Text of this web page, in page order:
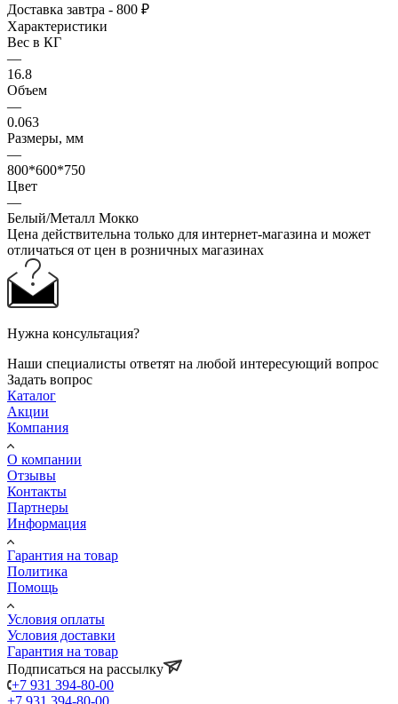
Доставка завтра - 800 ₽
Характеристики
Вес в КГ
—
16.8
Объем
—
0.063
Размеры, мм
—
800*600*750
Цвет
—
Белый/Металл Мокко
Цена действительна только для интернет-магазина и может
отличаться от цен в розничных магазинах
Нужна консультация?
Наши специалисты ответят на любой интересующий вопрос
Задать вопрос
Каталог
Акции
Компания
О компании
Отзывы
Контакты
Партнеры
Информация
Гарантия на товар
Политика
Помощь
Условия оплаты
Условия доставки
Гарантия на товар
Подписаться на рассылку
+7 931 394-80-00
+7 931 394-80-00